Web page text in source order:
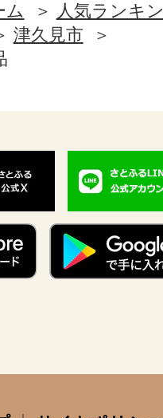
ム
人気ランキ
津久見市